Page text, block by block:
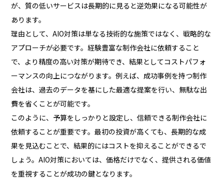
が、質の低いサービスは長期的に見ると逆効果になる可能性が
あります。
理由として、AIO対策は単なる技術的な施策ではなく、戦略的な
アプローチが必要です。経験豊富な制作会社に依頼すること
で、より精度の高い対策が期待でき、結果としてコストパフォ
ーマンスの向上につながります。例えば、成功事例を持つ制作
会社は、過去のデータを基にした最適な提案を行い、無駄な出
費を省くことが可能です。
このように、予算をしっかりと設定し、信頼できる制作会社に
依頼することが重要です。最初の投資が高くても、長期的な成
果を見込むことで、結果的にはコストを抑えることができるで
しょう。AIO対策においては、価格だけでなく、提供される価値
を重視することが成功の鍵となります。